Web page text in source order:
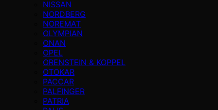
NISSAN
NORDBERG
NOREMAT
OLYMPIAN
ONAN
OPEL
ORENSTEIN & KOPPEL
OTOKAR
PACCAR
PALFINGER
PATRIA